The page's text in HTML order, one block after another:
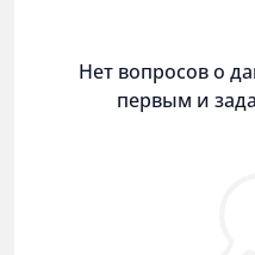
Нет вопросов о
первым и